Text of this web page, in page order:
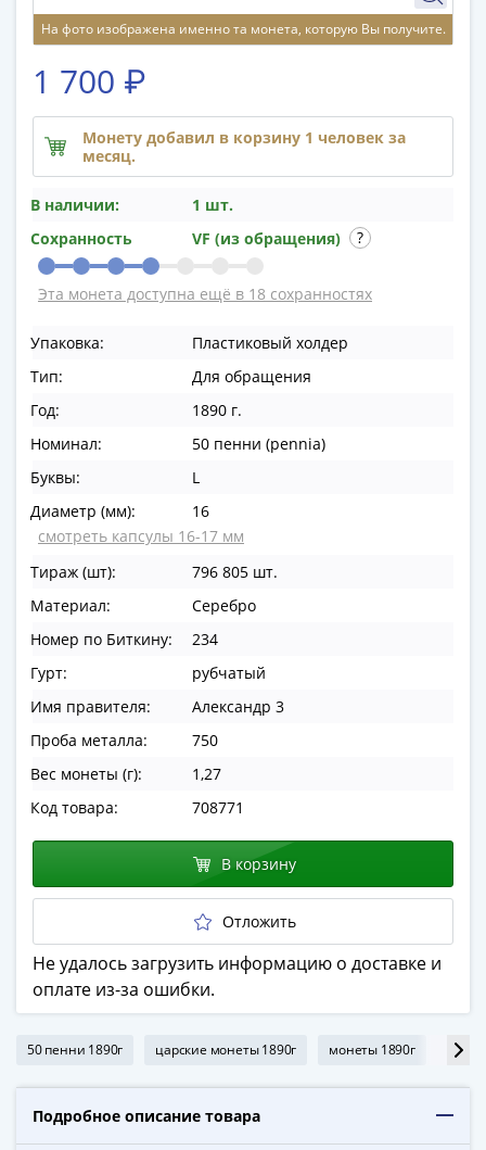
памятные
Биметаллические
аналогичные
Победы
Победы
ВОВ
Победы
Победы
Человек
труда
Города-
герои
Великой
Победы
2014
2018
Архитектура
На фото изображена именно та монета, которую Вы получите.
1 700 ₽
Монету добавил в корзину 1 человек за
месяц.
В наличии:
1 шт.
Сохранность
VF (из обращения)
Эта монета доступна ещё в 18 сохранностях
Упаковка:
Пластиковый холдер
Тип:
Для обращения
Год:
1890 г.
Номинал:
50 пенни (pennia)
Буквы:
L
Диаметр (мм):
16
смотреть капсулы 16-17 мм
Тираж (шт):
796 805 шт.
Материал:
Серебро
Номер по Биткину:
234
Гурт:
рубчатый
Имя правителя:
Александр 3
Проба металла:
750
Вес монеты (г):
1,27
Код товара:
708771
В корзину
Отложить
Не удалось загрузить информацию о доставке и
оплате из-за ошибки.
50 пенни 1890г царские монеты 1890г монеты 1890г 50
Подробное описание товара